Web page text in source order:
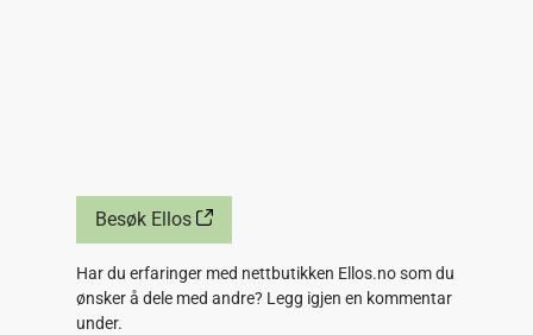
Besøk Ellos
Har du erfaringer med nettbutikken Ellos.no som du
ønsker å dele med andre? Legg igjen en kommentar
under.